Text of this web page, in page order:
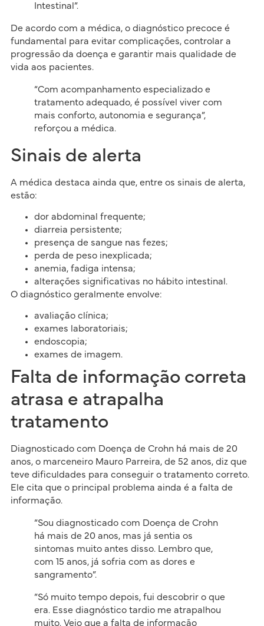
Intestinal”.
De acordo com a médica, o diagnóstico precoce é
fundamental para evitar complicações, controlar a
progressão da doença e garantir mais qualidade de
vida aos pacientes.
“Com acompanhamento especializado e
tratamento adequado, é possível viver com
mais conforto, autonomia e segurança”,
reforçou a médica.
Sinais de alerta
A médica destaca ainda que, entre os sinais de alerta,
estão:
dor abdominal frequente;
diarreia persistente;
presença de sangue nas fezes;
perda de peso inexplicada;
anemia, fadiga intensa;
alterações significativas no hábito intestinal.
O diagnóstico geralmente envolve:
avaliação clínica;
exames laboratoriais;
endoscopia;
exames de imagem.
Falta de informação correta
atrasa e atrapalha
tratamento
Diagnosticado com Doença de Crohn há mais de 20
anos, o marceneiro Mauro Parreira, de 52 anos, diz que
teve dificuldades para conseguir o tratamento correto.
Ele cita que o principal problema ainda é a falta de
informação.
“Sou diagnosticado com Doença de Crohn
há mais de 20 anos, mas já sentia os
sintomas muito antes disso. Lembro que,
com 15 anos, já sofria com as dores e
sangramento”.
“Só muito tempo depois, fui descobrir o que
era. Esse diagnóstico tardio me atrapalhou
muito. Vejo que a falta de informação